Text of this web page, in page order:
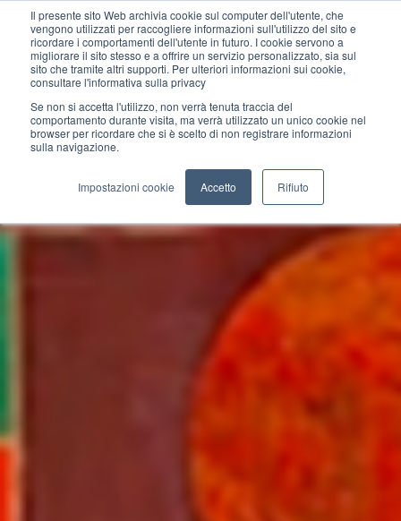
Il presente sito Web archivia cookie sul computer dell'utente, che
vengono utilizzati per raccogliere informazioni sull'utilizzo del sito e
ricordare i comportamenti dell'utente in futuro. I cookie servono a
migliorare il sito stesso e a offrire un servizio personalizzato, sia sul
sito che tramite altri supporti. Per ulteriori informazioni sui cookie,
consultare l'informativa sulla privacy
Se non si accetta l'utilizzo, non verrà tenuta traccia del
comportamento durante visita, ma verrà utilizzato un unico cookie nel
browser per ricordare che si è scelto di non registrare informazioni
sulla navigazione.
Impostazioni cookie Accetto Rifiuto